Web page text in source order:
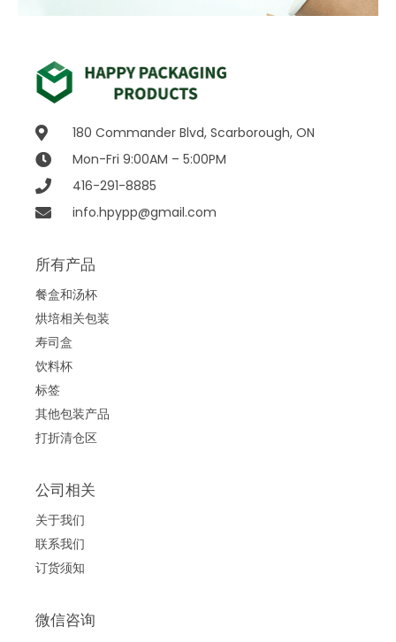
180 Commander Blvd, Scarborough, ON
Mon-Fri 9:00AM – 5:00PM
416-291-8885
info.hpypp@gmail.com
所有产品
餐盒和汤杯
烘培相关包装
寿司盒
饮料杯
标签
其他包装产品
打折清仓区
公司相关
关于我们
联系我们
订货须知
微信咨询